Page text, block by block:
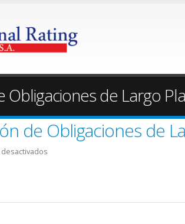
de Largo
de Obligaciones de
Obligaciones